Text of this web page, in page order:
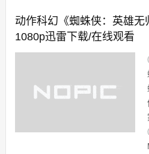
动作科幻《蜘蛛侠：英雄无
1080p迅雷下载/在线观看